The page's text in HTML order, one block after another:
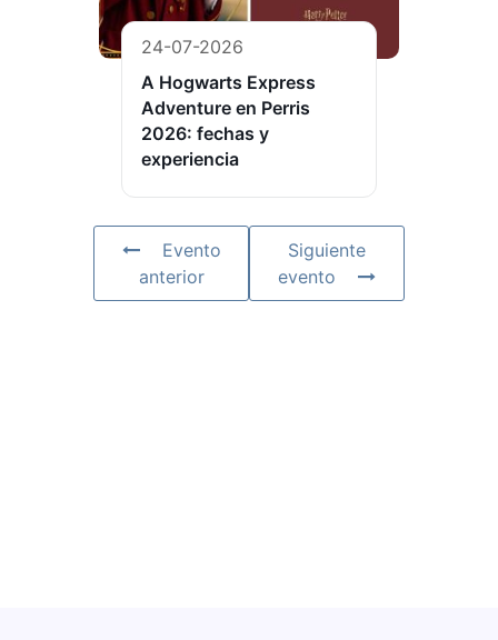
24-07-2026
A Hogwarts Express
Adventure en Perris
2026: fechas y
experiencia
Evento
anterior
Siguiente
evento